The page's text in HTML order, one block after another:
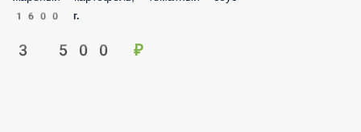
1600 г.
3 500 ₽